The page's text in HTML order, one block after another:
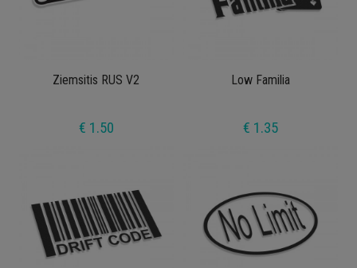
Ziemsitis RUS V2
€ 1.50
Low Familia
€ 1.35